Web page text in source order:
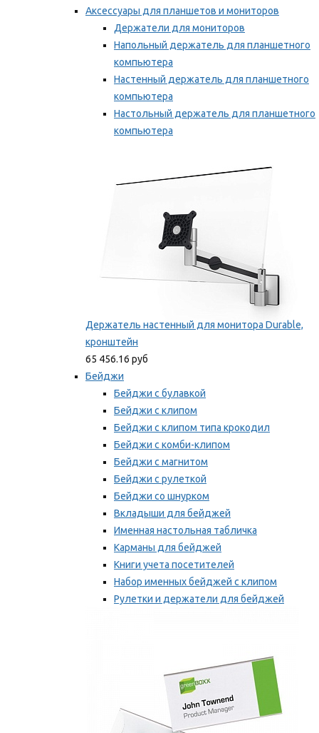
Аксессуары для планшетов и мониторов
Держатели для мониторов
Напольный держатель для планшетного
компьютера
Настенный держатель для планшетного
компьютера
Настольный держатель для планшетного
компьютера
Держатель настенный для монитора Durable,
кронштейн
65 456.16 руб
Бейджи
Бейджи с булавкой
Бейджи с клипом
Бейджи с клипом типа крокодил
Бейджи с комби-клипом
Бейджи с магнитом
Бейджи с рулеткой
Бейджи со шнурком
Вкладыши для бейджей
Именная настольная табличка
Карманы для бейджей
Книги учета посетителей
Набор именных бейджей с клипом
Рулетки и держатели для бейджей